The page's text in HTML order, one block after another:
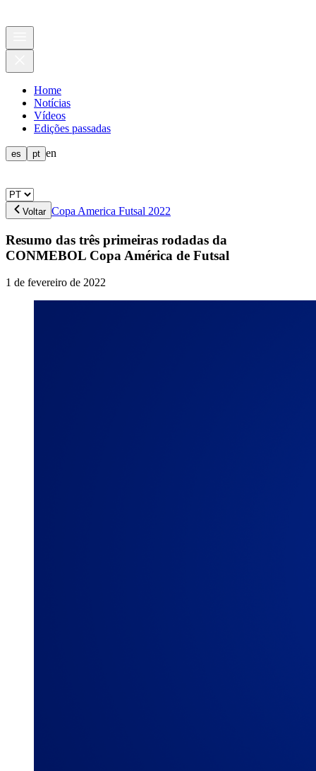
Home
Notícias
Vídeos
Edições passadas
es pt en
Voltar Copa America Futsal 2022
Resumo das três primeiras rodadas da
CONMEBOL Copa América de Futsal
1 de fevereiro de 2022